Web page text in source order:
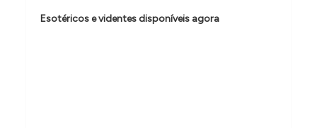
d
Esotéricos e videntes disponíveis agora